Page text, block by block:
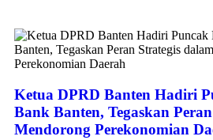
Ketua DPRD Banten Hadiri
Bank Banten, Tegaskan
Mendorong Perekonomian